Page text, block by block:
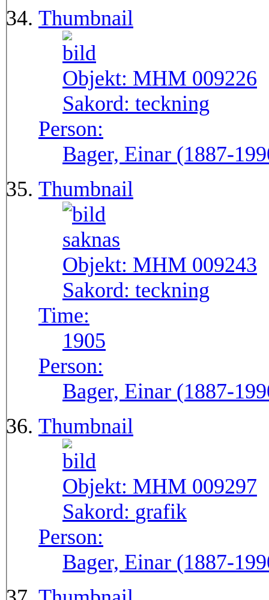
Thumbnail
Objekt: MHM 009226
Sakord: teckning
Person:
Bager, Einar (1887-
Thumbnail
Objekt: MHM 009243
Sakord: teckning
Time:
1905
Person:
Bager, Einar (1887-
Thumbnail
Objekt: MHM 009297
Sakord: grafik
Person:
Bager, Einar (1887-